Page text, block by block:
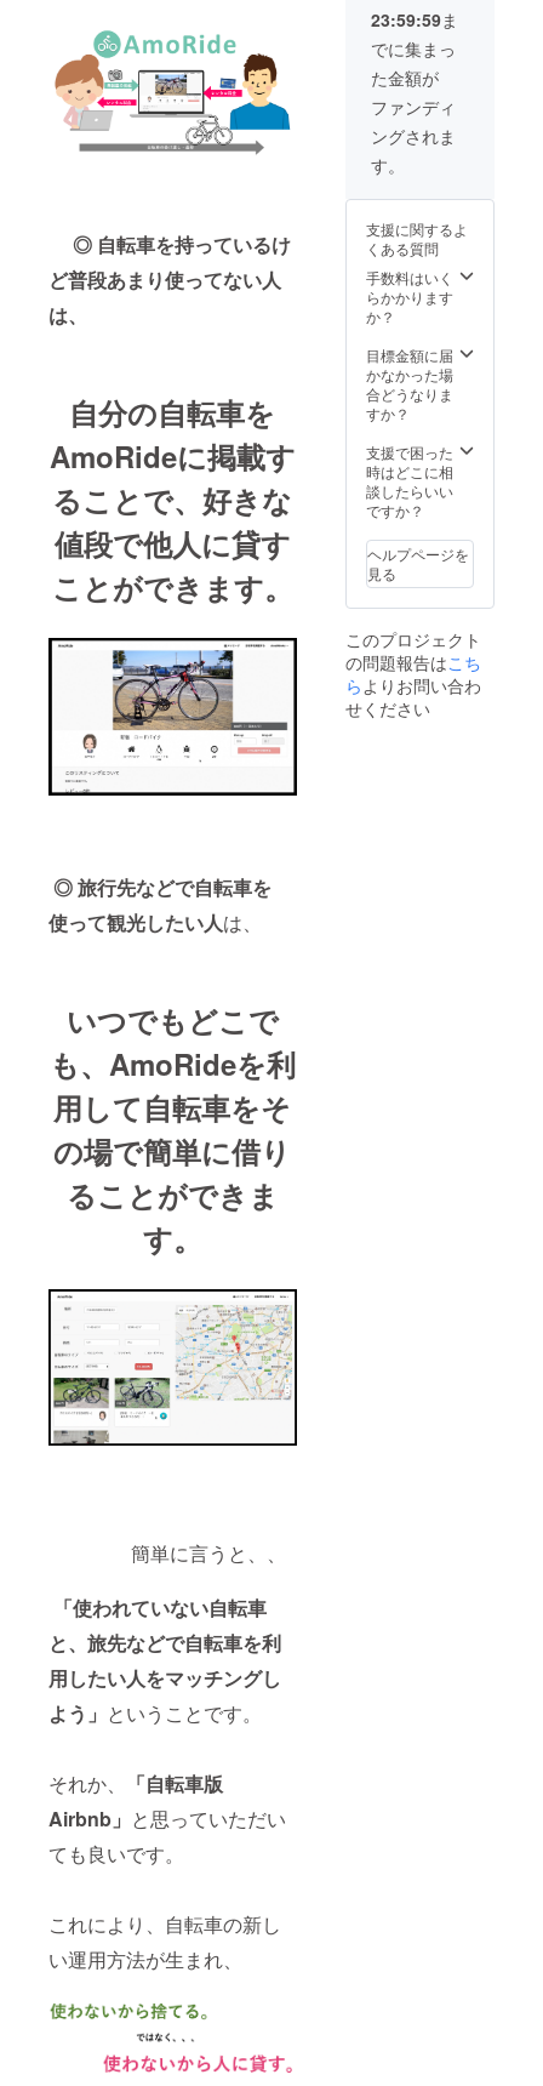
◎ 自転車を持っているけ
ど普段あまり使ってない人
は、
自分の自転車を
AmoRideに掲載す
ることで、好きな
値段で他人に貸す
ことができます。
◎ 旅行先などで自転車を
使って観光したい人は、
いつでもどこで
も、AmoRideを利
用して自転車をそ
の場で簡単に借り
ることができま
す。
簡単に言うと、、
「使われていない自転車
と、旅先などで自転車を利
用したい人をマッチングし
よう」 ということです。
それか、
「自転車版
Airbnb」 と思っていただい
ても良いです。
これにより、自転車の新し
い運用方法が生まれ、
者様の
お名前
を表記
いたし
ます。
・感謝
を込め
セージ
・御礼
メール
※ニック
ネー
ム、匿
望の方
は別途
メール
にてご
ださ
い。
ている
疑問や
あれこ
れなど
を話し
ましょ
う！ ※
交通費
いただ
く可能
性がご
ざいま
す。
くても
実際に
誰かに
シェア
するこ
とがで
きま
(自転車
してか
ら１年
間、自
転車の
オー
して自
由に貸
し出す
ことが
す。要
望があ
れば自
転車の
もこち
らで請
け負い
ます。)
メール
・サー
ビス
ページ
に
23:59:59ま
でに集まっ
た金額が
ファンディ
ングされま
す。
支援に関するよ
くある質問
手数料はいく
らかかります
か？
目標金額に届
かなかった場
合どうなりま
すか？
支援で困った
時はどこに相
談したらいい
ですか？
ヘルプページを
見る
このプロジェクト
の問題報告はこち
ら よりお問い合わ
せください